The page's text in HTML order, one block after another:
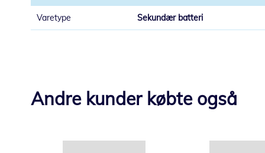
Sekundær batteri
Andre kunder købte også